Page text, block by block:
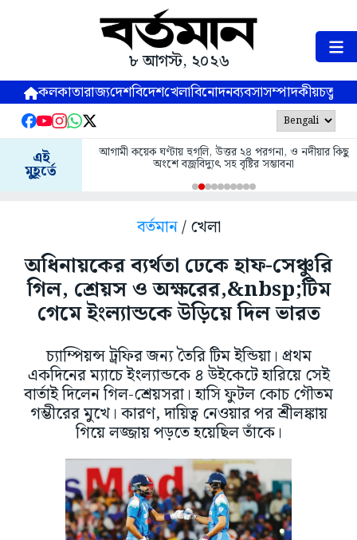
৮ আগস্ট, ২০২৬
কলকাতারাজ্যদেশবিদেশখেলাবিনোদনব্যবসাসম্পাদকীয়
এই
মুহূর্তে
আগামী কয়েক ঘণ্টায় হুগলি, উত্তর ২৪ পরগনা, ও নদীয়ার কিছু
অংশে বজ্রবিদ্যুৎ সহ বৃষ্টির সম্ভাবনা
বর্তমান/ খেলা
অধিনায়কের ব্যর্থতা ঢেকে হাফ-সেঞ্চুরি
গিল, শ্রেয়স ও অক্ষরের,&nbsp;টিম
গেমে ইংল্যান্ডকে উড়িয়ে দিল ভারত
চ্যাম্পিয়ন্স ট্রফির জন্য তৈরি টিম ইন্ডিয়া। প্রথম
একদিনের ম্যাচে ইংল্যান্ডকে ৪ উইকেটে হারিয়ে সেই
বার্তাই দিলেন গিল-শ্রেয়সরা। হাসি ফুটল কোচ গৌতম
গম্ভীরের মুখে। কারণ, দায়িত্ব নেওয়ার পর শ্রীলঙ্কায়
গিয়ে লজ্জায় পড়তে হয়েছিল তাঁকে।